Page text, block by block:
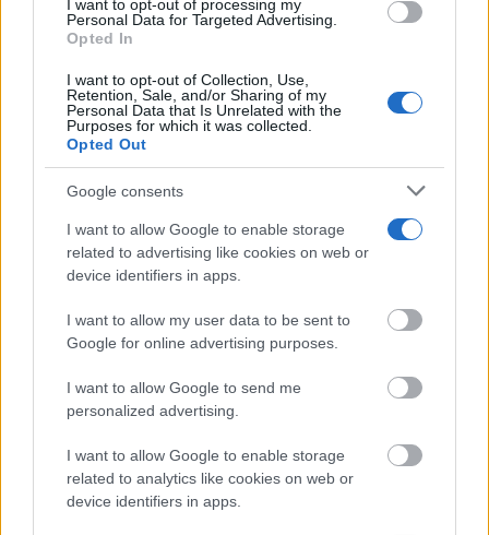
use your data for below specified purposes in below Google
consent section.
I want to opt-out of processing my
Personal Data for Targeted Advertising.
Opted In
I want to opt-out of Collection, Use,
Retention, Sale, and/or Sharing of my
Personal Data that Is Unrelated with the
Purposes for which it was collected.
Opted Out
Google consents
I want to allow Google to enable storage
related to advertising like cookies on web or
device identifiers in apps.
I want to allow my user data to be sent to
Google for online advertising purposes.
I want to allow Google to send me
personalized advertising.
I want to allow Google to enable storage
related to analytics like cookies on web or
device identifiers in apps.
iPhone que combina contigo
El accesorio inesperado que transforma tu outfit
Últimas noticias
España afronta un sábado de calor intenso y
tormentas fuertes: AEMET...
08/08/2026
Tomelloso roza los 40 grados este sábado
08/08/2026
Calor, calima y tormentas dispersas: así
será el tiempo este sábado...
08/08/2026